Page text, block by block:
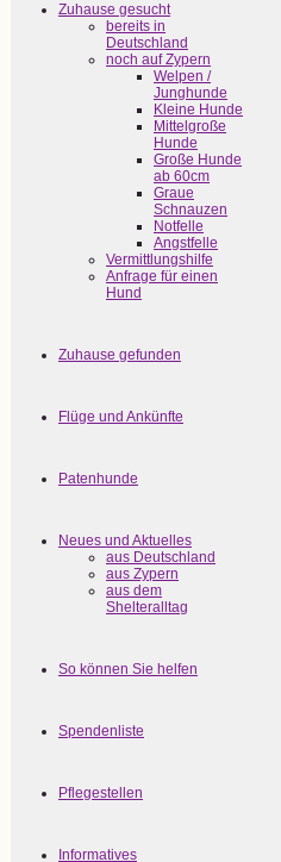
Zuhause gesucht
bereits in
Deutschland
noch auf Zypern
Welpen /
Junghunde
Kleine Hunde
Mittelgroße
Hunde
Große Hunde
ab 60cm
Graue
Schnauzen
Notfelle
Angstfelle
Vermittlungshilfe
Anfrage für einen
Hund
Zuhause gefunden
Flüge und Ankünfte
Patenhunde
Neues und Aktuelles
aus Deutschland
aus Zypern
aus dem
Shelteralltag
So können Sie helfen
Spendenliste
Pflegestellen
Informatives